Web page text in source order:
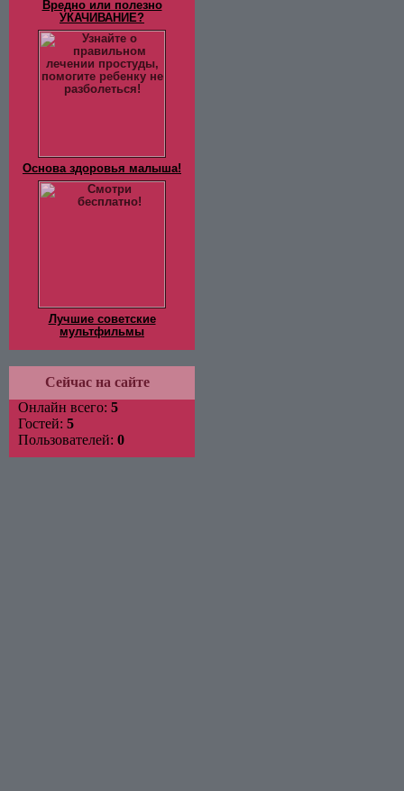
Вредно или полезно
УКАЧИВАНИЕ?
Основа здоровья малыша!
Лучшие советские
мультфильмы
Сейчас на сайте
Онлайн всего: 5
Гостей: 5
Пользователей: 0